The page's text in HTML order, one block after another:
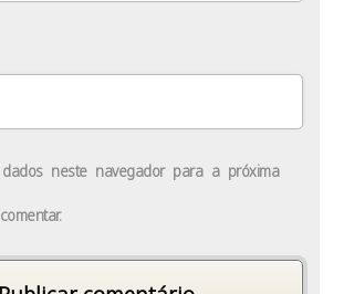
neste navegador para a próxima